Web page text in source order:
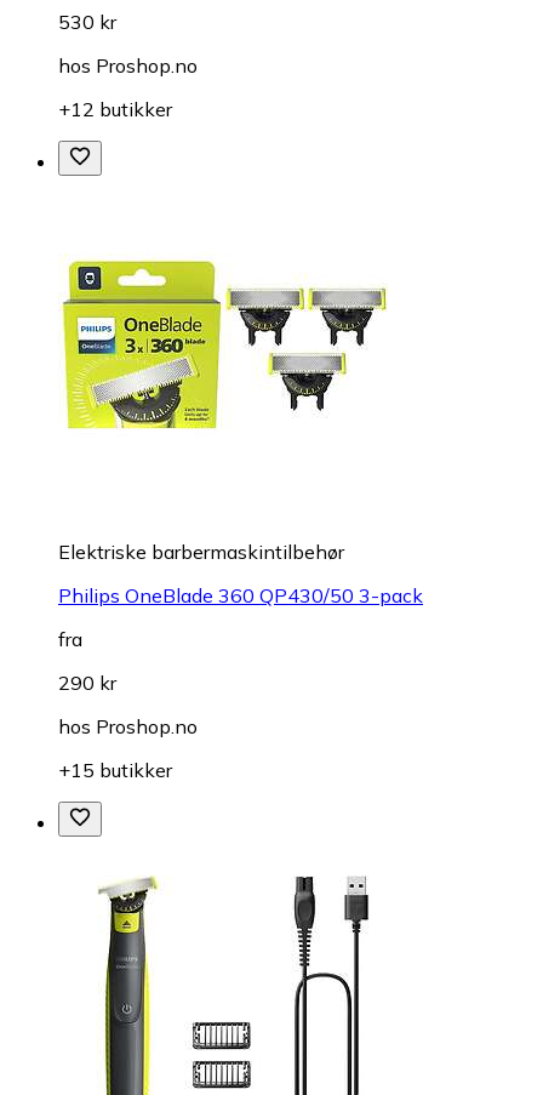
530 kr
hos Proshop.no
+12 butikker
Elektriske barbermaskintilbehør
Philips OneBlade 360 QP430/50 3-pack
fra
290 kr
hos Proshop.no
+15 butikker